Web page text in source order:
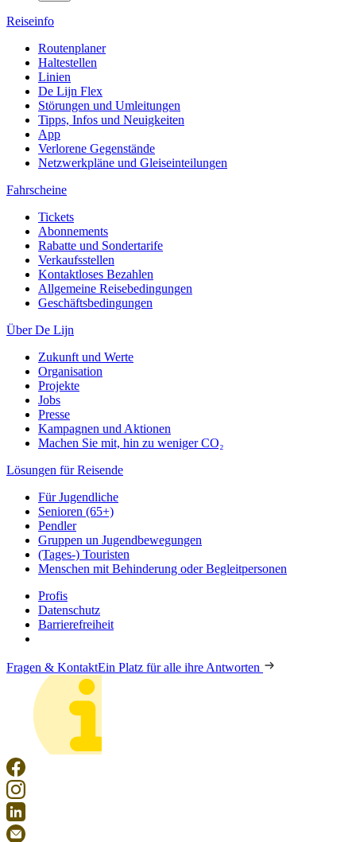
Reiseinfo
Routenplaner
Haltestellen
Linien
De Lijn Flex
Störungen und Umleitungen
Tipps, Infos und Neuigkeiten
App
Verlorene Gegenstände
Netzwerkpläne und Gleiseinteilungen
Fahrscheine
Tickets
Abonnements
Rabatte und Sondertarife
Verkaufsstellen
Kontaktloses Bezahlen
Allgemeine Reisebedingungen
Geschäftsbedingungen
Über De Lijn
Zukunft und Werte
Organisation
Projekte
Jobs
Presse
Kampagnen und Aktionen
Machen Sie mit, hin zu weniger CO₂
Lösungen für Reisende
Für Jugendliche
Senioren (65+)
Pendler
Gruppen un Jugendbewegungen
(Tages-) Touristen
Menschen mit Behinderung oder Begleitpersonen
Profis
Datenschutz
Barrierefreiheit
Fragen & KontaktEin Platz für alle ihre Antworten